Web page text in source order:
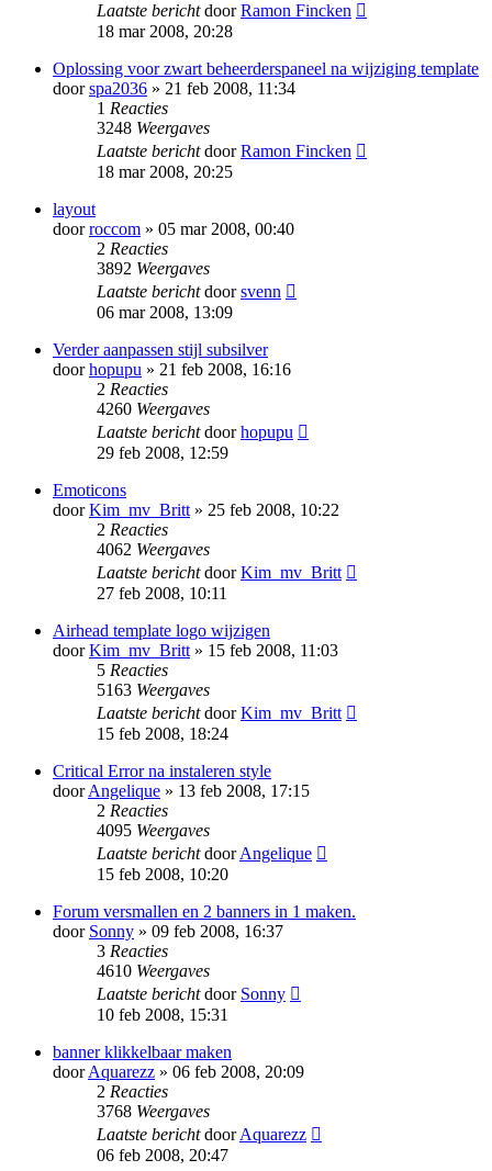
Laatste berichtdoorRamon Fincken
18 mar 2008, 20:28
Oplossing voor zwart beheerderspaneel na wijziging template
doorspa2036 » 21 feb 2008, 11:34
1 Reacties
3248 Weergaves
Laatste berichtdoorRamon Fincken
18 mar 2008, 20:25
layout
doorroccom » 05 mar 2008, 00:40
2 Reacties
3892 Weergaves
Laatste berichtdoorsvenn
06 mar 2008, 13:09
Verder aanpassen stijl subsilver
doorhopupu » 21 feb 2008, 16:16
2 Reacties
4260 Weergaves
Laatste berichtdoorhopupu
29 feb 2008, 12:59
Emoticons
doorKim_mv_Britt» 25 feb 2008, 10:22
2 Reacties
4062 Weergaves
Laatste berichtdoorKim_mv_Britt
27 feb 2008, 10:11
Airhead template logo wijzigen
doorKim_mv_Britt» 15 feb 2008, 11:03
5 Reacties
5163 Weergaves
Laatste berichtdoorKim_mv_Britt
15 feb 2008, 18:24
Critical Error na instaleren style
doorAngelique » 13 feb 2008, 17:15
2 Reacties
4095 Weergaves
Laatste berichtdoorAngelique
15 feb 2008, 10:20
Forum versmallen en 2 banners in 1 maken.
door Sonny » 09 feb 2008, 16:37
3 Reacties
4610 Weergaves
Laatste berichtdoor Sonny
10 feb 2008, 15:31
banner klikkelbaar maken
doorAquarezz » 06 feb 2008, 20:09
2 Reacties
3768 Weergaves
Laatste berichtdoorAquarezz
06 feb 2008, 20:47